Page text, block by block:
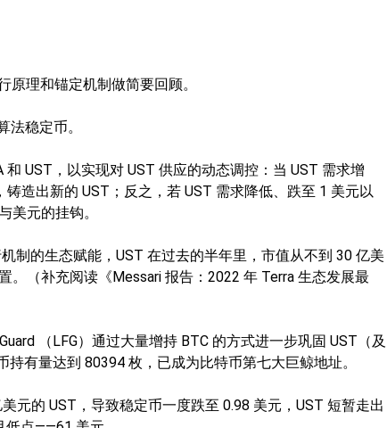
原理和锚定机制做简要回顾。
法稳定币。
UST，以实现对 UST 供应的动态调控：当 UST 需求增
造出新的 UST；反之，若 UST 需求降低、跌至 1 美元以
美元的挂钩。
制的生态赋能，UST 在过去的半年里，市值从不到 30 亿美
。（补充阅读《Messari 报告：2022 年 Terra 生态发展最
（LFG）通过大量增持 BTC 的方式进一步巩固 UST（及
有量达到 80394 枚，已成为比特币第七大巨鲸地址。
元的 UST，导致稳定币一度跌至 0.98 美元，UST 短暂走出